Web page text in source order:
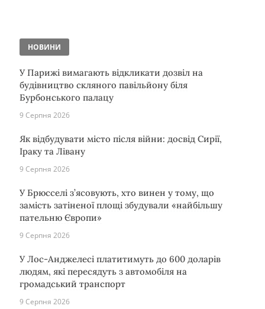
НОВИНИ
У Парижі вимагають відкликати дозвіл на
будівництво скляного павільйону біля
Бурбонського палацу
9 Серпня 2026
Як відбудувати місто після війни: досвід Сирії,
Іраку та Лівану
9 Серпня 2026
У Брюсселі з’ясовують, хто винен у тому, що
замість затіненої площі збудували «найбільшу
пательню Європи»
9 Серпня 2026
У Лос-Анджелесі платитимуть до 600 доларів
людям, які пересядуть з автомобіля на
громадський транспорт
9 Серпня 2026